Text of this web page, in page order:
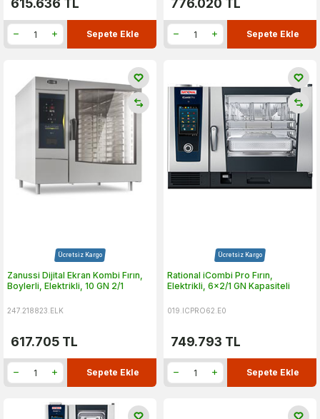
615.636 TL
Sepete Ekle
776.020 TL
Sepete Ekle
Ücretsiz Kargo
Zanussi Dijital Ekran Kombi Fırın,
Boylerli, Elektrikli, 10 GN 2/1
247.218823.ELK
617.705 TL
Sepete Ekle
Ücretsiz Kargo
Rational iCombi Pro Fırın,
Elektrikli, 6x2/1 GN Kapasiteli
019.ICPRO62.E0
749.793 TL
Sepete Ekle